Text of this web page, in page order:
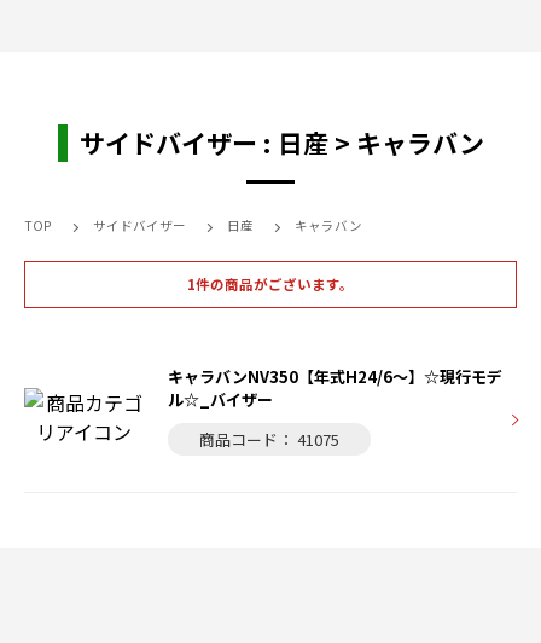
サイドバイザー : 日産 > キャラバン
TOP サイドバイザー 日産 キャラバン
1件の商品がございます。
キャラバンNV350【年式H24/6～】☆現行モデ
ル☆_バイザー
商品コード： 41075